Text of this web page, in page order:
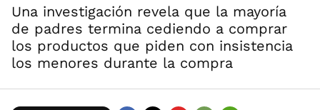
Una investigación revela que la mayoría
de padres termina cediendo a comprar
los productos que piden con insistencia
los menores durante la compra